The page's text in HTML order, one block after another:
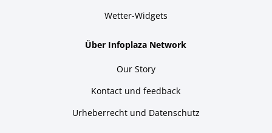
Wetter-Widgets
Über Infoplaza Network
Our Story
Kontact und feedback
Urheberrecht und Datenschutz